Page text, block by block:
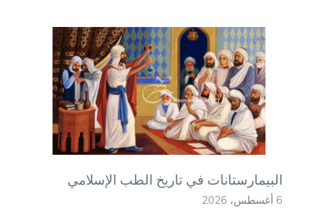
البيمارستانات في تاريخ الطب الإسلامي
6 أغسطس، 2026